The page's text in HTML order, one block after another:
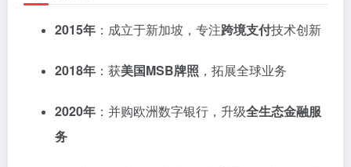
2015年 ：成立于新加坡，专注跨境支付技术创新
2018年 ：获美国MSB牌照 ，拓展全球业务
2020年 ：并购欧洲数字银行，升级全生态金融服
务